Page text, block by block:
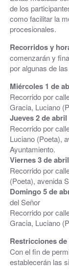
de los
como facilitar la
procesionales.
Recorridos y
comenzarán y
por algunas de
Miércoles 1 de
Recorrido por
Gracia, Luciano
Jueves 2 de abril
Recorrido por
Luciano (Poeta),
Ayuntamiento.
Viernes 3 de abril
Recorrido por
(Poeta), avenida
Domingo 5 de
del Señor
Recorrido por
Gracia, Luciano
Restricciones
Con el fin de
establecerán las